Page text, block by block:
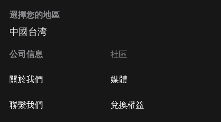
方法 Google Play取消訂閱方法
選擇您的地區
中國台湾
公司信息
關於我們
聯繫我們
社區
媒體
兌換權益